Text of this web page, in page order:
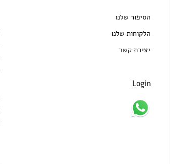
הסיפור שלנו
הלקוחות שלנו
יצירת קשר
Login